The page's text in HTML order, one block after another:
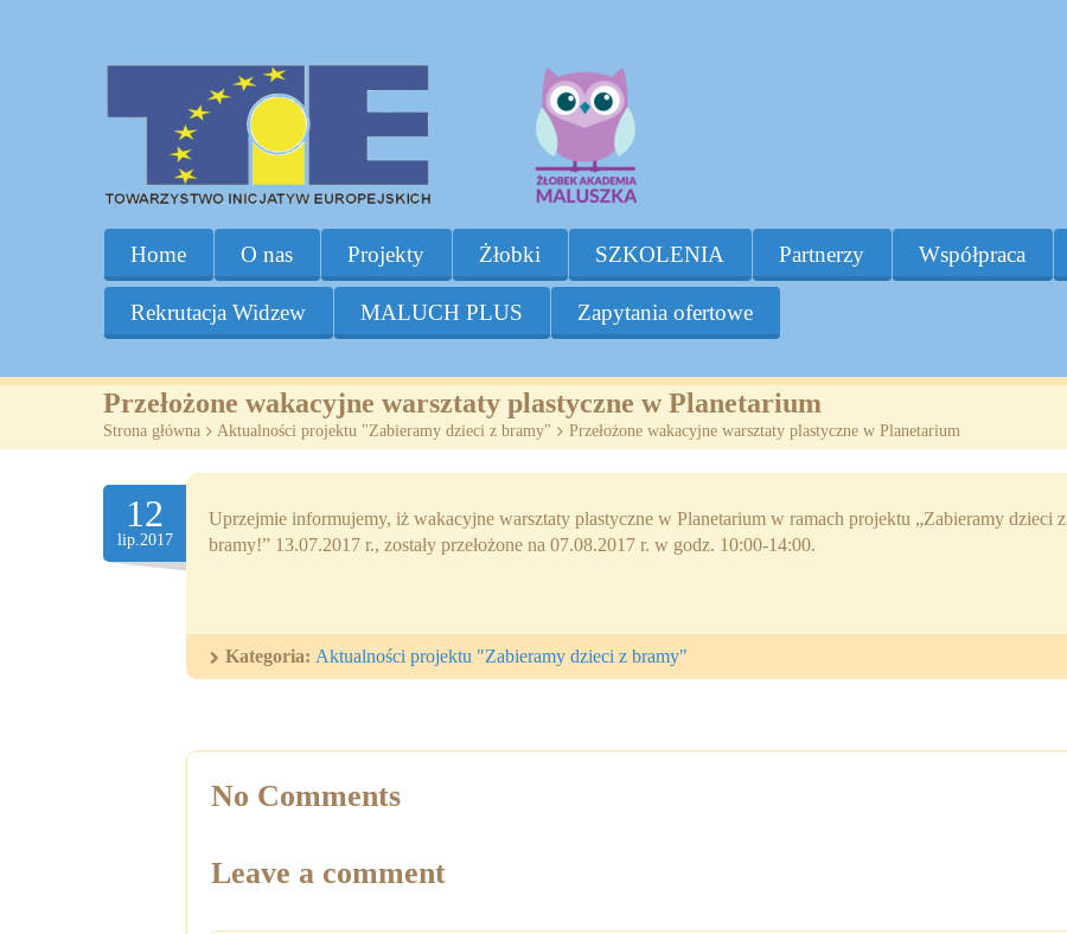
Home O nas Projekty Żłobki SZKOLENIA Partnerzy Współpraca
Rekrutacja Widzew MALUCH PLUS Zapytania ofertowe
Przełożone wakacyjne warsztaty plastyczne w Planetarium
Strona główna > Aktualności projektu "Zabieramy dzieci z bramy" > Przełożone wakacyjne warsztaty plastyczne w Planetarium
12
lip.2017
Uprzejmie informujemy, iż wakacyjne warsztaty plastyczne w Planetarium w ramach projektu „Zabieramy dzieci z
bramy!” 13.07.2017 r., zostały przełożone na 07.08.2017 r. w godz. 10:00-14:00.
Kategoria: Aktualności projektu "Zabieramy dzieci z bramy"
No Comments
Leave a comment